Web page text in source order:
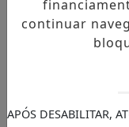
Soldado
O Dia do
dia 25 de
SEMANÁRIO
continuar
APÓS DESABILITAR,